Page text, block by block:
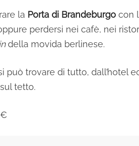
la Porta di Brandeburgo con
perdersi nei cafè, nei
della movida berlinese.
può trovare di tutto, dall’hotel
tetto.